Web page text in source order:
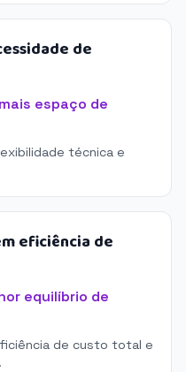
de
espaço de
técnica e
eficiência de
equilíbrio de
de custo total e